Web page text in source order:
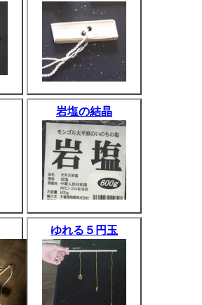
岩塩の結晶
ゆれる５円玉